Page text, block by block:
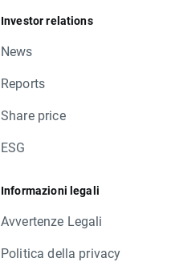
Investor relations
News
Reports
Share price
ESG
Informazioni legali
Avvertenze Legali
Politica della privacy